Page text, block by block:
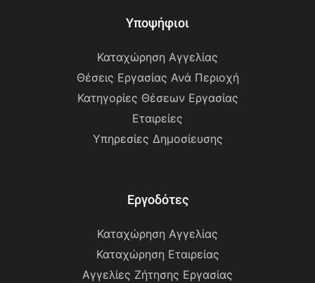
Υποψήφιοι
Καταχώρηση Αγγελίας
Θέσεις Εργασίας Ανά Περιοχή
Κατηγορίες Θέσεων Εργασίας
Εταιρείες
Υπηρεσίες Δημοσίευσης
Εργοδότες
Καταχώρηση Αγγελίας
Καταχώρηση Εταιρείας
Αγγελίες Ζήτησης Εργασίας